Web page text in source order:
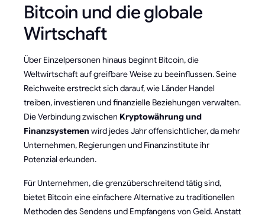
Bitcoin und die globale
Wirtschaft
Über Einzelpersonen hinaus beginnt Bitcoin, die
Weltwirtschaft auf greifbare Weise zu beeinflussen. Seine
Reichweite erstreckt sich darauf, wie Länder Handel
treiben, investieren und finanzielle Beziehungen verwalten.
Die Verbindung zwischen Kryptowährung und
Finanzsystemen wird jedes Jahr offensichtlicher, da mehr
Unternehmen, Regierungen und Finanzinstitute ihr
Potenzial erkunden.
Für Unternehmen, die grenzüberschreitend tätig sind,
bietet Bitcoin eine einfachere Alternative zu traditionellen
Methoden des Sendens und Empfangens von Geld. Anstatt